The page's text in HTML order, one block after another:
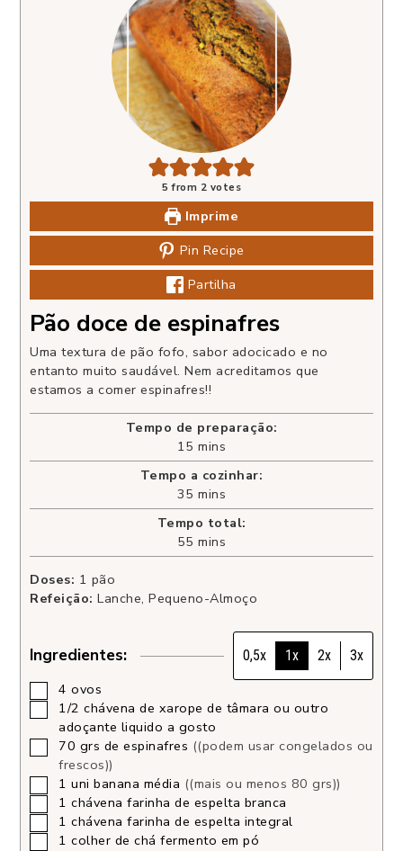
5 from 2 votes
Imprime
Pin Recipe
Partilha
Pão doce de espinafres
Uma textura de pão fofo, sabor adocicado e no
entanto muito saudável. Nem acreditamos que
estamos a comer espinafres!!
Tempo de preparação:
15 mins
Tempo a cozinhar:
35 mins
Tempo total:
55 mins
Doses: 1 pão
Refeição: Lanche, Pequeno-Almoço
Ingredientes: 0,5x 1x 2x 3x
4 ovos
1/2 chávena de xarope de tâmara ou outro
adoçante liquido a gosto
70 grs de espinafres ((podem usar congelados ou
frescos))
1 uni banana média ((mais ou menos 80 grs))
1 chávena farinha de espelta branca
1 chávena farinha de espelta integral
1 colher de chá fermento em pó